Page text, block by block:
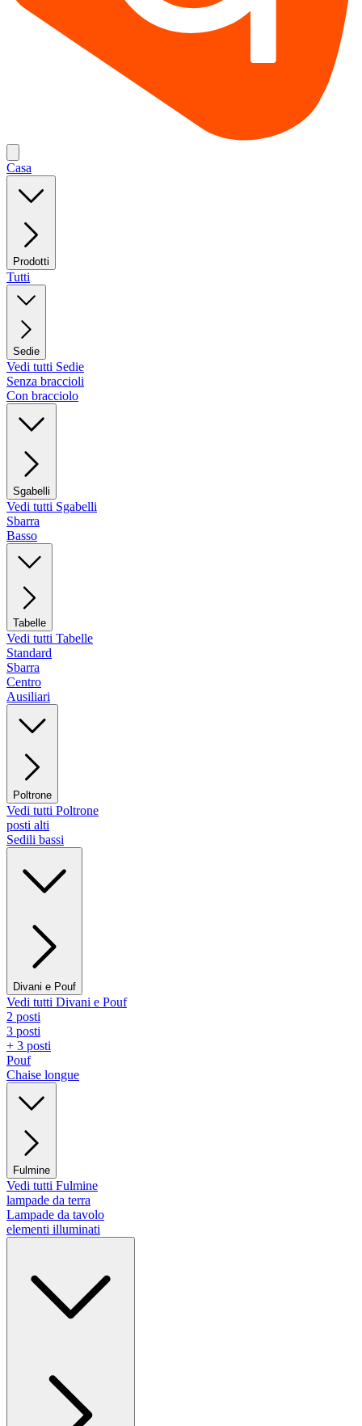
Casa
Prodotti
Tutti
Sedie
Vedi tutti Sedie
Senza braccioli
Con bracciolo
Sgabelli
Vedi tutti Sgabelli
Sbarra
Basso
Tabelle
Vedi tutti Tabelle
Standard
Sbarra
Centro
Ausiliari
Poltrone
Vedi tutti Poltrone
posti alti
Sedili bassi
Divani e Pouf
Vedi tutti Divani e Pouf
2 posti
3 posti
+ 3 posti
Pouf
Chaise longue
Fulmine
Vedi tutti Fulmine
lampade da terra
Lampade da tavolo
elementi illuminati